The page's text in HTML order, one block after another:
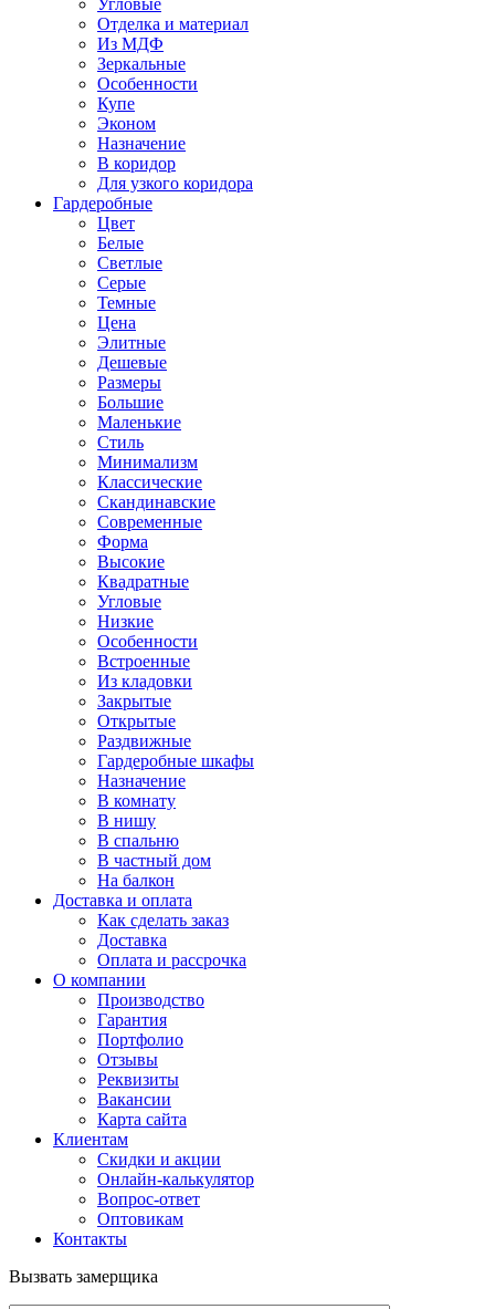
Угловые
Отделка и материал
Из МДФ
Зеркальные
Особенности
Купе
Эконом
Назначение
В коридор
Для узкого коридора
Гардеробные
Цвет
Белые
Светлые
Серые
Темные
Цена
Элитные
Дешевые
Размеры
Большие
Маленькие
Стиль
Минимализм
Классические
Скандинавские
Современные
Форма
Высокие
Квадратные
Угловые
Низкие
Особенности
Встроенные
Из кладовки
Закрытые
Открытые
Раздвижные
Гардеробные шкафы
Назначение
В комнату
В нишу
В спальню
В частный дом
На балкон
Доставка и оплата
Как сделать заказ
Доставка
Оплата и рассрочка
О компании
Производство
Гарантия
Портфолио
Отзывы
Реквизиты
Вакансии
Карта сайта
Клиентам
Скидки и акции
Онлайн-калькулятор
Вопрос-ответ
Оптовикам
Контакты
Вызвать замерщика